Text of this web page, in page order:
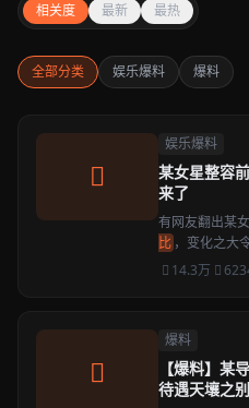
相关度 最新 最热
全部分类 娱乐爆料 爆料
娱乐爆料
某女星整容
来了
有网友翻出某
比 ，变化之大
14.3万
爆料
【爆料】某
待遇天壤之别